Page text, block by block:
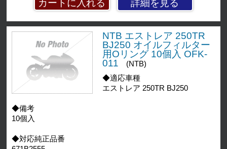
詳細を見る
NTB エストレア 250TR
BJ250 オイルフィルター
用Oリング 10個入 OFK-
011
(NTB)
◆適応車種
エストレア 250TR BJ250
◆備考
10個入
◆対応純正品番